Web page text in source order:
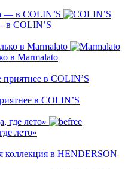
в COLIN’S
в Marmalato
в COLIN’S
лето»